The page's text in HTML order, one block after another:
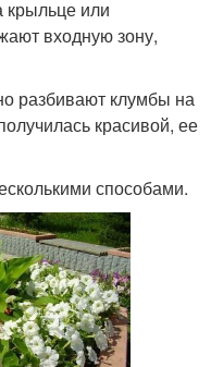
крыльце или
входную зону,
разбивают клумбы на
красивой, ее
способами.